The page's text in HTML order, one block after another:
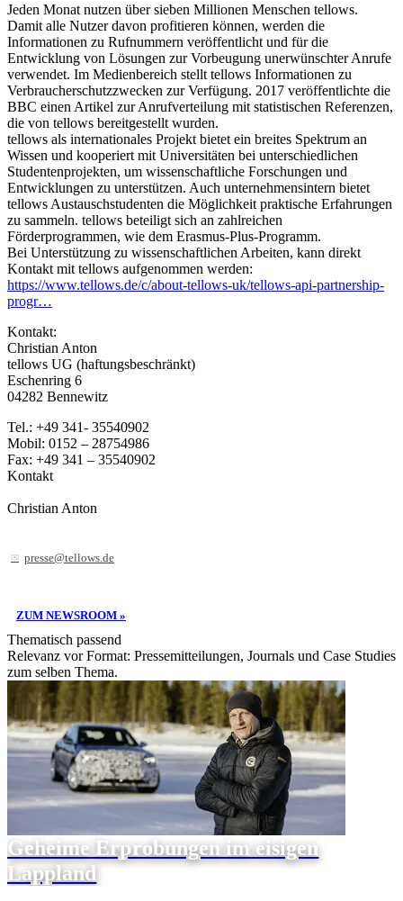
Jeden Monat nutzen über sieben Millionen Menschen tellows.
Damit alle Nutzer davon profitieren können, werden die
Informationen zu Rufnummern veröffentlicht und für die
Entwicklung von Lösungen zur Vorbeugung unerwünschter Anrufe
verwendet. Im Medienbereich stellt tellows Informationen zu
Verbraucherschutzzwecken zur Verfügung. 2017 veröffentlichte die
BBC einen Artikel zur Anrufverteilung mit statistischen Referenzen,
die von tellows bereitgestellt wurden.
tellows als internationales Projekt bietet ein breites Spektrum an
Wissen und kooperiert mit Universitäten bei unterschiedlichen
Studentenprojekten, um wissenschaftliche Forschungen und
Entwicklungen zu unterstützen. Auch unternehmensintern bietet
tellows Austauschstudenten die Möglichkeit praktische Erfahrungen
zu sammeln. tellows beteiligt sich an zahlreichen
Förderprogrammen, wie dem Erasmus-Plus-Programm.
Bei Unterstützung zu wissenschaftlichen Arbeiten, kann direkt
Kontakt mit tellows aufgenommen werden:
https://www.tellows.de/c/about-tellows-uk/tellows-api-partnership-
progr…
Kontakt:
Christian Anton
tellows UG (haftungsbeschränkt)
Eschenring 6
04282 Bennewitz
Tel.: +49 341- 35540902
Mobil: 0152 – 28754986
Fax: +49 341 – 35540902
Kontakt
Christian Anton
presse@tellows.de
ZUM NEWSROOM »
Thematisch passend
Relevanz vor Format: Pressemitteilungen, Journals und Case Studies
zum selben Thema.
Geheime Erprobungen im eisigen
Lappland